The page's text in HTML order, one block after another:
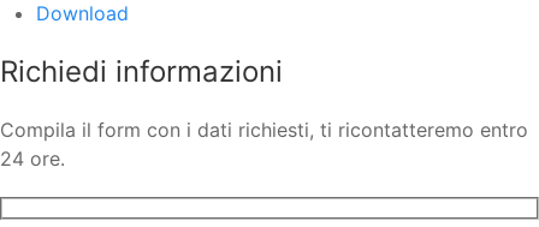
Download
Richiedi informazioni
Compila il form con i dati richiesti, ti ricontatteremo entro
24 ore.